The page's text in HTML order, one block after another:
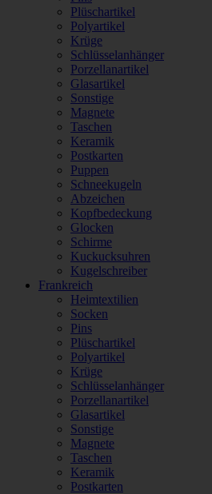
Plüschartikel
Polyartikel
Krüge
Schlüsselanhänger
Porzellanartikel
Glasartikel
Sonstige
Magnete
Taschen
Keramik
Postkarten
Puppen
Schneekugeln
Abzeichen
Kopfbedeckung
Glocken
Schirme
Kuckucksuhren
Kugelschreiber
Frankreich
Heimtextilien
Socken
Pins
Plüschartikel
Polyartikel
Krüge
Schlüsselanhänger
Porzellanartikel
Glasartikel
Sonstige
Magnete
Taschen
Keramik
Postkarten